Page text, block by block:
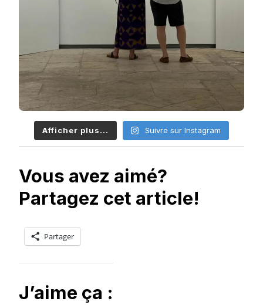
Afficher plus... Suivre sur Instagram
Vous avez aimé?
Partagez cet article!
Partager
J’aime ça :